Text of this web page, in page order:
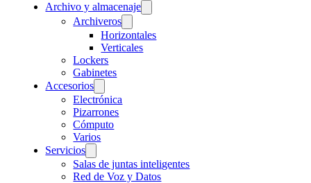
Archivo y almacenaje
Archiveros
Horizontales
Verticales
Lockers
Gabinetes
Accesorios
Electrónica
Pizarrones
Cómputo
Varios
Servicios
Salas de juntas inteligentes
Red de Voz y Datos